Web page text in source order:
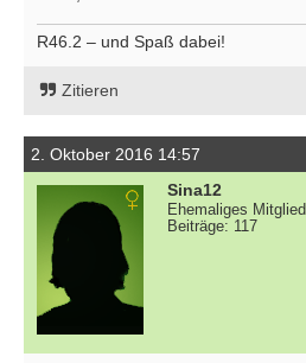
R46.2 – und Spaß dabei!
Zitieren
2. Oktober 2016 14:57
Sina12
Ehemaliges Mitglied
Beiträge: 117